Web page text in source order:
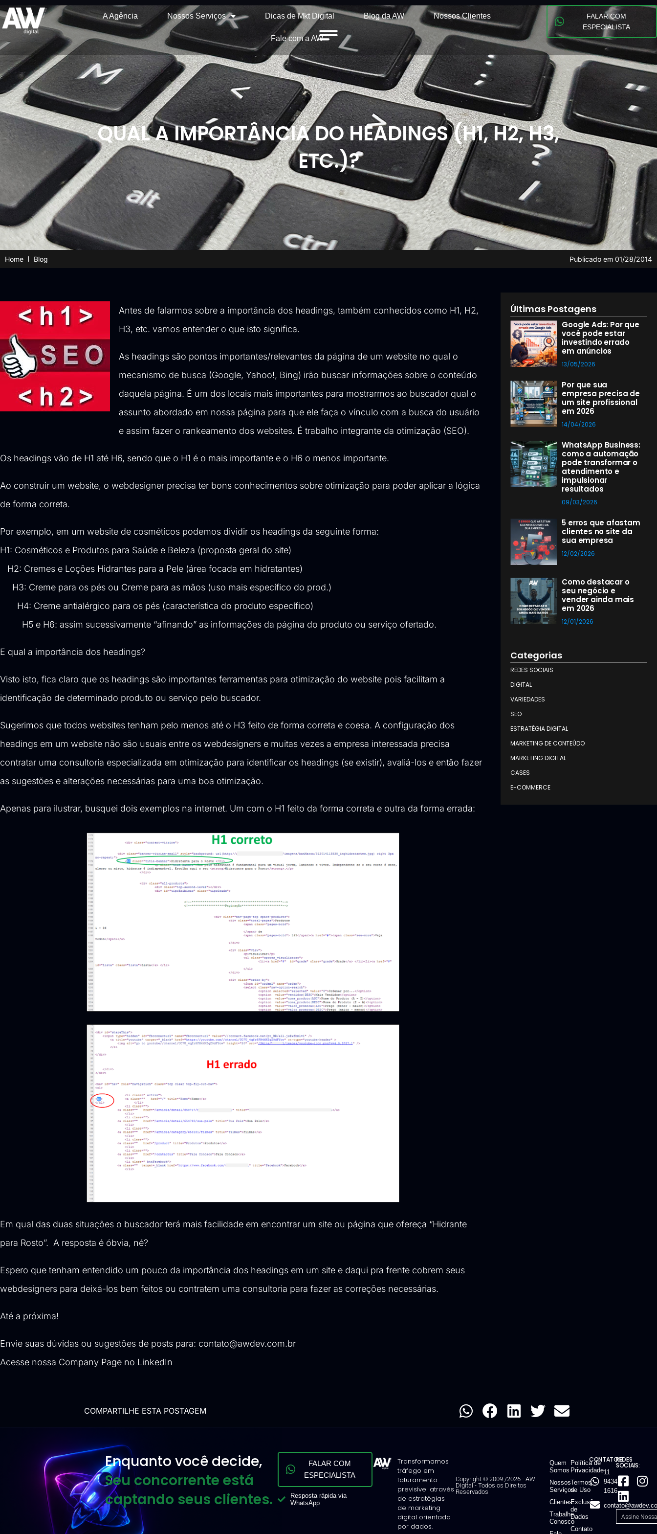
A Agência Nossos Serviços Dicas de Mkt Digital Blog da AW Nossos Clientes
Fale com a AW
FALAR COM
ESPECIALISTA
QUAL A IMPORTÂNCIA DO HEADINGS (H1, H2, H3,
ETC.)?
Home Blog Publicado em 01/28/2014
Antes de falarmos sobre a importância dos headings, também conhecidos como H1, H2,
H3, etc. vamos entender o que isto significa.
As headings são pontos importantes/relevantes da página de um website no qual o
mecanismo de busca (Google, Yahoo!, Bing) irão buscar informações sobre o conteúdo
daquela página. É um dos locais mais importantes para mostrarmos ao buscador qual o
assunto abordado em nossa página para que ele faça o vínculo com a busca do usuário
e assim fazer o rankeamento dos websites. É trabalho integrante da otimização (SEO).
Os headings vão de H1 até H6, sendo que o H1 é o mais importante e o H6 o menos importante.
Ao construir um website, o webdesigner precisa ter bons conhecimentos sobre otimização para poder aplicar a lógica
de forma correta.
Por exemplo, em um website de cosméticos podemos dividir os headings da seguinte forma:
H1: Cosméticos e Produtos para Saúde e Beleza (proposta geral do site)
H2: Cremes e Loções Hidrantes para a Pele (área focada em hidratantes)
H3: Creme para os pés ou Creme para as mãos (uso mais específico do prod.)
H4: Creme antialérgico para os pés (característica do produto específico)
H5 e H6: assim sucessivamente “afinando” as informações da página do produto ou serviço ofertado.
E qual a importância dos headings?
Visto isto, fica claro que os headings são importantes ferramentas para otimização do website pois facilitam a
identificação de determinado produto ou serviço pelo buscador.
Sugerimos que todos websites tenham pelo menos até o H3 feito de forma correta e coesa. A configuração dos
headings em um website não são usuais entre os webdesigners e muitas vezes a empresa interessada precisa
contratar uma consultoria especializada em otimização para identificar os headings (se existir), avaliá-los e então fazer
as sugestões e alterações necessárias para uma boa otimização.
Apenas para ilustrar, busquei dois exemplos na internet. Um com o H1 feito da forma correta e outra da forma errada:
Em qual das duas situações o buscador terá mais facilidade em encontrar um site ou página que ofereça “Hidrante
para Rosto”. A resposta é óbvia, né?
Espero que tenham entendido um pouco da importância dos headings em um site e daqui pra frente cobrem seus
webdesigners para deixá-los bem feitos ou contratem uma consultoria para fazer as correções necessárias.
Até a próxima!
Envie suas dúvidas ou sugestões de posts para: contato@awdev.com.br
Acesse nossa Company Page no LinkedIn
Últimas Postagens
Google Ads: Por que
você pode estar
investindo errado
em anúncios
13/05/2026
Por que sua
empresa precisa de
um site profissional
em 2026
14/04/2026
WhatsApp Business:
como a automação
pode transformar o
atendimento e
impulsionar
resultados
09/03/2026
5 erros que afastam
clientes no site da
sua empresa
12/02/2026
Como destacar o
seu negócio e
vender ainda mais
em 2026
12/01/2026
Categorias
REDES SOCIAIS
DIGITAL
VARIEDADES
SEO
ESTRATÉGIA DIGITAL
MARKETING DE CONTEÚDO
MARKETING DIGITAL
CASES
E-COMMERCE
COMPARTILHE ESTA POSTAGEM
Enquanto você decide,
Seu concorrente está
captando seus clientes.
FALAR COM
ESPECIALISTA
Resposta rápida via
WhatsApp
Transformamos
tráfego em
faturamento
previsível através
de estratégias
de marketing
digital orientada
por dados.
Copyright © 2009 /2026 - AW
Digital-Todos os Direitos
Reservados
Quem
Somos
Nossos
Serviços
Clientes
Trabalhe
Conosco
Política de
Privacidade
Termos
de Uso
Exclusão
de
Dados
Contato
CONTATOS:
11
94347-
1616
REDES
SOCIAIS: